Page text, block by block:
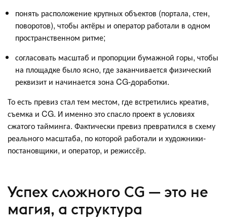
понять расположение крупных объектов (портала, стен,
поворотов), чтобы актёры и оператор работали в одном
пространственном ритме;
согласовать масштаб и пропорции бумажной горы, чтобы
на площадке было ясно, где заканчивается физический
реквизит и начинается зона CG-доработки.
То есть превиз стал тем местом, где встретились креатив,
съемка и CG. И именно это спасло проект в условиях
сжатого тайминга. Фактически превиз превратился в схему
реального масштаба, по которой работали и художники-
постановщики, и оператор, и режиссёр.
Успех сложного CG — это не
магия, а структура